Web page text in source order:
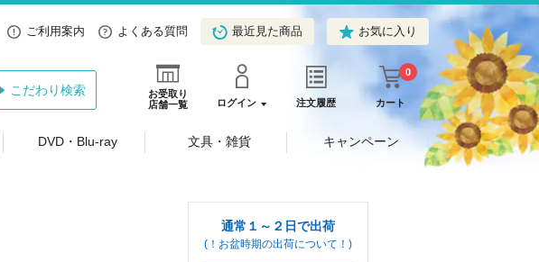
ご利用案内 よくある質問 最近見た商品 お気に入り
お受取り
店舗一覧
ログイン 注文履歴 カート
0
こだわり検索
DVD・Blu-ray 文具・雑貨 キャンペーン
通常１～２日で出荷
(！お盆時期の出荷について！)